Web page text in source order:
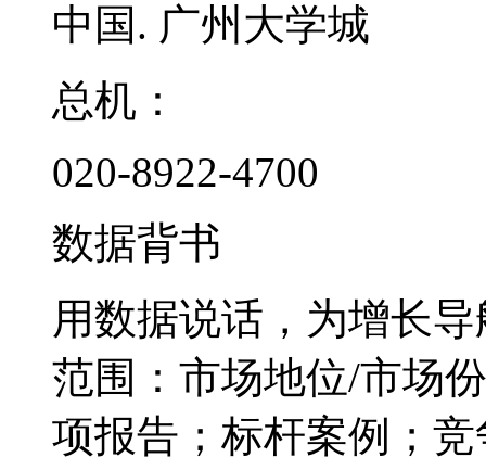
中国. 广州大学城
总机：
020-8922-4700
数据背书
用数据说话，为增长导
范围：市场地位/市场
项报告；标杆案例；